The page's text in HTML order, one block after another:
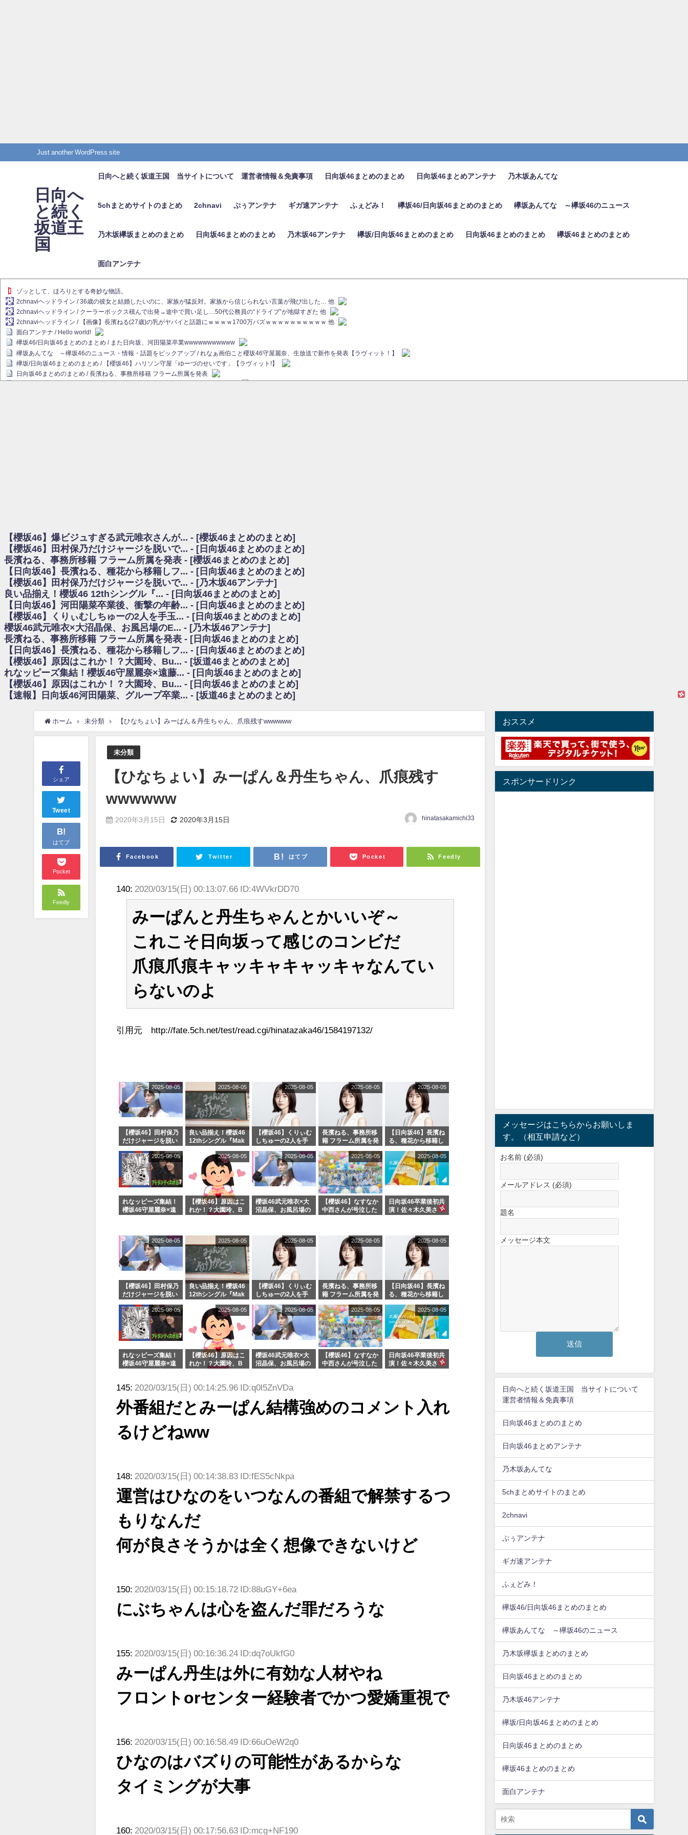
Just another WordPress site
日向へ
と続く
坂道王
国
日向へと続く坂道王国 当サイトについて 運営者情報＆免責事項 日向坂46まとめのまとめ 日向坂46まとめアンテナ 乃木坂あんてな
5chまとめサイトのまとめ 2chnavi ぷぅアンテナ ギガ速アンテナ ふぇどみ！ 欅坂46/日向坂46まとめのまとめ 欅坂あんてな ～欅坂46のニュース
乃木坂欅坂まとめのまとめ 日向坂46まとめのまとめ 乃木坂46アンテナ 欅坂/日向坂46まとめのまとめ 日向坂46まとめのまとめ 欅坂46まとめのまとめ
面白アンテナ
ゾッとして、ほろりとする奇妙な物語。
2chnaviヘッドライン / 36歳の彼女と結婚したいのに、家族が猛反対。家族から信じられない言葉が飛び出した… 他
2chnaviヘッドライン / クーラーボックス積んで出発→途中で買い足し…50代公務員の“ドライブ”が地獄すぎた 他
2chnaviヘッドライン / 【画像】長濱ねる(27歳)の乳がヤバイと話題にｗｗｗｗ1700万バズｗｗｗｗｗｗｗｗｗｗ 他
面白アンテナ / Hello world!
欅坂46/日向坂46まとめのまとめ / また日向坂、河田陽菜卒業wwwwwwwwwww
欅坂あんてな ～欅坂46のニュース・情報・話題をピックアップ / れなぁ画伯こと櫻坂46守屋麗奈、生放送で新作を発表【ラヴィット！】
欅坂/日向坂46まとめのまとめ / 【櫻坂46】ハリソン守屋「ゆーづのせいです」【ラヴィット!】
日向坂46まとめのまとめ / 長濱ねる、事務所移籍 フラーム所属を発表
乃木坂欅坂まとめのまとめ / 【日向坂46】この月、何かあるのか！？『お願いバッハ！』ミーグリ日程がこちら
欅坂/日向坂46まとめのまとめ / 【櫻坂46】ミーグリで喧嘩！？山下瞳月、これはマジギレしてる
乃木坂46アンテナ / 【櫻坂46】ハリソン守屋「ゆーづのせいです」【ラヴィット!】
乃木坂あんてな ～乃木坂46・欅坂46・日向坂46のニュース・情報・話題をピックアップ / 良い品揃え！櫻坂46 12thシングル『Make or Break』オフィシャルグッズ絶賛販売受付中
日向坂46まとめのまとめ / 【日向坂46】この月、何かあるのか！？『お願いバッハ！』ミーグリ日程がこちら
日向坂46まとめのまとめ / 【元日向坂46】この卒業生、めちゃくちゃテレビで見かけるな
欅坂/日向坂46まとめのまとめ / 【櫻坂46】リアルミーグリであの販売も！『Make or Break』オフィシャルグッズ解禁
乃木坂46アンテナ / 【櫻坂46】ミーグリで喧嘩！？山下瞳月、これはマジギレしてる
乃木坂あんてな ～乃木坂46・欅坂46・日向坂46のニュース・情報・話題をピックアップ / れなッピーズ集結！櫻坂46守屋麗奈×遠藤理子、8/6「ラヴィット！」水曜スタジオ出演決定
日向坂46まとめのまとめ / 【日向坂46】富田鈴花、次の事務所が決まってそう！？
日向坂46まとめのまとめ / 【日向坂46】富田鈴花、次の事務所が決まってそう！？
乃木坂46アンテナ / 【日向坂46】この月、何かあるのか！？『お願いバッハ！』ミーグリ日程がこちら
乃木坂あんてな ～乃木坂46・欅坂46・日向坂46のニュース・情報・話題をピックアップ / 日向坂46卒業後初共演！佐々木久美さん、師匠オードリー若林さんと再会した結果･･･【激レアさんを連れてきた。】
欅坂46/日向坂46まとめのまとめ / 『anan』の表紙の櫻坂46さん、多様性の時代だと話題に
欅坂46/日向坂46まとめのまとめ / 日向坂46より重大発表！！！！
日向坂46まとめのまとめ / 【朗報】増田三莉音さんの生足wwwwwwwwwwww
日向坂46まとめのまとめ / 【日向坂46】五期生着ぐるみ生写真も！ 富田鈴花考案グッズ＆生写真5種が公開される
アイドル – ぷぅアンテナ / 「乃木坂46ののぎおび⊿」北野日奈子が生配信！【2022.3.22 17:15〜 SHOWROOM】
アイドル – ぷぅアンテナ / 2022年3月22日（火）のメディア情報
アイドル – ぷぅアンテナ / 【乃木坂46】井上和の『なぎおはぎ』って こんぺいとう×いちごみるく×マヨラー星人 と同じと考えてよろしいですか？
アイドル – ぷぅアンテナ / 【乃木坂46】日村勇紀 gif職人が切り抜いた名シーン.gif
ふぇどみ！ / 【悲報】呪術廻戦、視聴率5.1%
ふぇどみ！ / 【画像】スポ－ツキャスターお姉さん・ハメまくりだったｗｗｗｗｗｗｗｗｗｗｗｗ
ふぇどみ！ / 【悲報】母「裕福な過程が高学歴になるとか大嘘。教育に金をかけまくったうちの息子が団地住みの貧乏に学歴で負けた」
Powered by livedoor 相互RSS
【櫻坂46】爆ビジュすぎる武元唯衣さんが... - [櫻坂46まとめのまとめ]
【櫻坂46】田村保乃だけジャージを脱いで... - [日向坂46まとめのまとめ]
長濱ねる、事務所移籍 フラーム所属を発表 - [櫻坂46まとめのまとめ]
【日向坂46】長濱ねる、種花から移籍しフ... - [日向坂46まとめのまとめ]
【櫻坂46】田村保乃だけジャージを脱いで... - [乃木坂46アンテナ]
良い品揃え！櫻坂46 12thシングル『... - [日向坂46まとめのまとめ]
【日向坂46】河田陽菜卒業後、衝撃の年齢... - [日向坂46まとめのまとめ]
【櫻坂46】くりぃむしちゅーの2人を手玉... - [日向坂46まとめのまとめ]
櫻坂46武元唯衣×大沼晶保、お風呂場のE... - [乃木坂46アンテナ]
長濱ねる、事務所移籍 フラーム所属を発表 - [日向坂46まとめのまとめ]
【日向坂46】長濱ねる、種花から移籍しフ... - [日向坂46まとめのまとめ]
【櫻坂46】原因はこれか！？大園玲、Bu... - [坂道46まとめのまとめ]
れなッピーズ集結！櫻坂46守屋麗奈×遠藤... - [日向坂46まとめのまとめ]
【櫻坂46】原因はこれか！？大園玲、Bu... - [日向坂46まとめのまとめ]
【速報】日向坂46河田陽菜、グループ卒業... - [坂道46まとめのまとめ]
ホーム 未分類 【ひなちょい】みーぱん＆丹生ちゃん、爪痕残すwwwwww
シェア
Tweet
B!
はてブ
Pocket
Feedly
未分類
【ひなちょい】みーぱん＆丹生ちゃん、爪痕残す
wwwwww
2020年3月15日 2020年3月15日 hinatasakamichi33
Facebook Twitter はてブ Pocket Feedly
140: 2020/03/15(日) 00:13:07.66 ID:4WVkrDD70
みーぱんと丹生ちゃんとかいいぞ～
これこそ日向坂って感じのコンビだ
爪痕爪痕キャッキャキャッキャなんてい
らないのよ
引用元 http://fate.5ch.net/test/read.cgi/hinatazaka46/1584197132/
【櫻坂46】田村保乃
だけジャージを脱い
2025-08-05
良い品揃え！櫻坂46
12thシングル『Mak
シャルグッズ絶賛販
売受付中
2025-08-05
【櫻坂46】くりぃむ
しちゅーの2人を手
【くりぃむナンタ
ラ】
2025-08-05
長濱ねる、事務所移
籍 フラーム所属を発
2025-08-05
【日向坂46】長濱ね
る、種花から移籍し
れで事務所に所属し
ているのは... おひさ
まの反応がこちら
2025-08-05
れなッピーズ集結！
櫻坂46守屋麗奈×遠
ジオ出演決定
2025-08-05
【櫻坂46】原因はこ
れか！？大園玲、B
2025-08-05
櫻坂46武元唯衣×大
沼晶保、お風呂場の
2025-08-05
【櫻坂46】なすなか
中西さんが号泣した
2025-08-05
日向坂46卒業後初共
演！佐々木久美さ
結果･･･【激レアさ
んを連れてきた。】
2025-08-05
【櫻坂46】田村保乃
だけジャージを脱い
2025-08-05
良い品揃え！櫻坂46
12thシングル『Mak
シャルグッズ絶賛販
売受付中
2025-08-05
【櫻坂46】くりぃむ
しちゅーの2人を手
【くりぃむナンタ
ラ】
2025-08-05
長濱ねる、事務所移
籍 フラーム所属を発
2025-08-05
【日向坂46】長濱ね
る、種花から移籍し
れで事務所に所属し
ているのは... おひさ
まの反応がこちら
2025-08-05
れなッピーズ集結！
櫻坂46守屋麗奈×遠
ジオ出演決定
2025-08-05
【櫻坂46】原因はこ
れか！？大園玲、B
2025-08-05
櫻坂46武元唯衣×大
沼晶保、お風呂場の
タラ】
2025-08-05
【櫻坂46】なすなか
中西さんが号泣した
2025-08-05
日向坂46卒業後初共
演！佐々木久美さ
2025-08-05
145: 2020/03/15(日) 00:14:25.96 ID:q0l5ZnVDa
外番組だとみーぱん結構強めのコメント入れ
るけどねww
148: 2020/03/15(日) 00:14:38.83 ID:fES5cNkpa
運営はひなのをいつなんの番組で解禁するつ
もりなんだ
何が良さそうかは全く想像できないけど
150: 2020/03/15(日) 00:15:18.72 ID:88uGY+6ea
にぶちゃんは心を盗んだ罪だろうな
155: 2020/03/15(日) 00:16:36.24 ID:dq7oUkfG0
みーぱん丹生は外に有効な人材やね
フロントorセンター経験者でかつ愛嬌重視で
156: 2020/03/15(日) 00:16:58.49 ID:66uOeW2q0
ひなのはバズりの可能性があるからな
タイミングが大事
160: 2020/03/15(日) 00:17:56.63 ID:mcg+NF190
おススメ
スポンサードリンク
メッセージはこちらからお願いしま
す。（相互申請など）
お名前 (必須)
メールアドレス (必須)
題名
メッセージ本文
日向へと続く坂道王国 当サイトについて
運営者情報＆免責事項
日向坂46まとめのまとめ
日向坂46まとめアンテナ
乃木坂あんてな
5chまとめサイトのまとめ
2chnavi
ぷぅアンテナ
ギガ速アンテナ
ふぇどみ！
欅坂46/日向坂46まとめのまとめ
欅坂あんてな ～欅坂46のニュース
乃木坂欅坂まとめのまとめ
日向坂46まとめのまとめ
乃木坂46アンテナ
欅坂/日向坂46まとめのまとめ
日向坂46まとめのまとめ
欅坂46まとめのまとめ
面白アンテナ